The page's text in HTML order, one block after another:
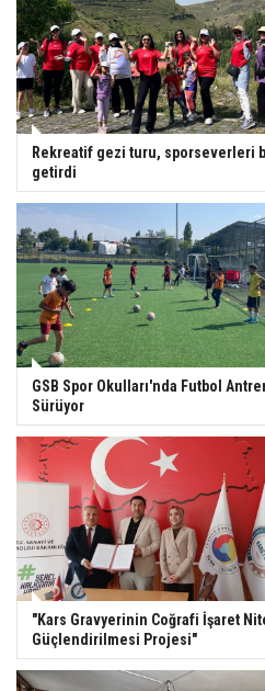
Rekreatif gezi turu, sporseverleri
getirdi
GSB Spor Okulları'nda Futbol
Sürüyor
"Kars Gravyerinin Coğrafi İşaret
Güçlendirilmesi Projesi"